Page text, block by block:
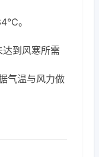
。
到风寒所需
气温与风力做